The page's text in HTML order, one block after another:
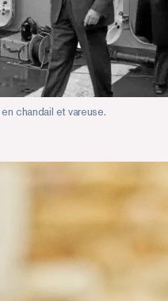
chandail et vareuse.